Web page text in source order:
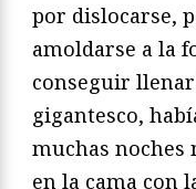
por dislocarse,
amoldarse a la
conseguir
gigantesco,
muchas noches
en la cama con